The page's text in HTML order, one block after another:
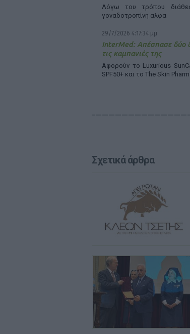
Λόγω του τρόπου
γοναδοτροπίνη αλφα
29/7/2026 4:17:34 μμ
InterMed: Απέσπασε δύο
τις καμπανιές της
Αφορούν το Luxurious
SPF50+ και το The Skin
Σχετικά άρθρα